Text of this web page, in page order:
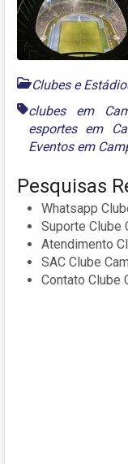
Clubes e
clubes em
esportes em
Eventos em
Pesquisas
Whatsapp
Suporte Clube
Atendimento
SAC Clube
Contato Clube